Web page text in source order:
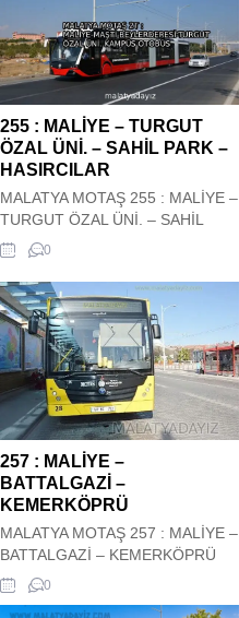
KARABAĞLAR Otobüs Kalkış
saatleri siz değerli
ziyaretçilerimizin hizmetindedir.
Hareket saatleri güncel olup
sitemiz tarafından güncel olarak
çekilmektedir. 252 : MALİYE-
HANIMIN ÇİFTLİĞİ-
KARABAĞLAR OTOBÜS
255 : MALİYE – TURGUT
ÖZAL ÜNİ. – SAHİL PARK –
HASIRCILAR
MALATYA MOTAŞ 255 : MALİYE –
TURGUT ÖZAL ÜNİ. – SAHİL
PARK – HASIRCILAR OTOBÜS
HAREKET SAATLERİ Malatya
Motaş Şehir içi 255 : MALİYE –
TURGUT ÖZAL ÜNİ. – SAHİL
PARK – HASIRCILAR Otobüs
Kalkış saatleri siz değerli
ziyaretçilerimizin hizmetindedir.
Hareket saatleri güncel olup
sitemiz tarafından güncel olarak
çekilmektedir. ...
0
257 : MALİYE –
BATTALGAZİ –
KEMERKÖPRÜ
MALATYA MOTAŞ 257 : MALİYE –
BATTALGAZİ – KEMERKÖPRÜ
OTOBÜS HAREKET SAATLERİ
Malatya Motaş Şehir içi 257 :
0